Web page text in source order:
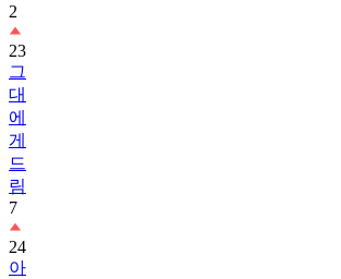
2
23
그
대
에
게
드
림
7
24
아